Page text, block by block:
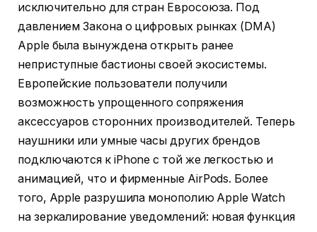
исключительно для стран Евросоюза. Под
давлением Закона о цифровых рынках (DMA)
Apple была вынуждена открыть ранее
неприступные бастионы своей экосистемы.
Европейские пользователи получили
возможность упрощенного сопряжения
аксессуаров сторонних производителей. Теперь
наушники или умные часы других брендов
подключаются к iPhone с той же легкостью и
анимацией, что и фирменные AirPods. Более
того, Apple разрушила монополию Apple Watch
на зеркалирование уведомлений: новая функция